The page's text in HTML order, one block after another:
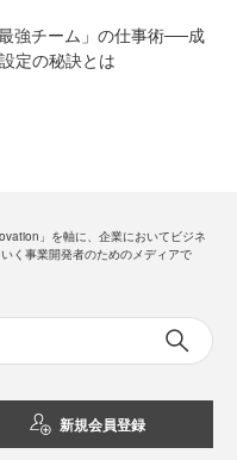
強チーム」の仕事術──成
定の秘訣とは
」を軸に、企業においてビジネ
く事業開発者のためのメディアで
新規会員登録